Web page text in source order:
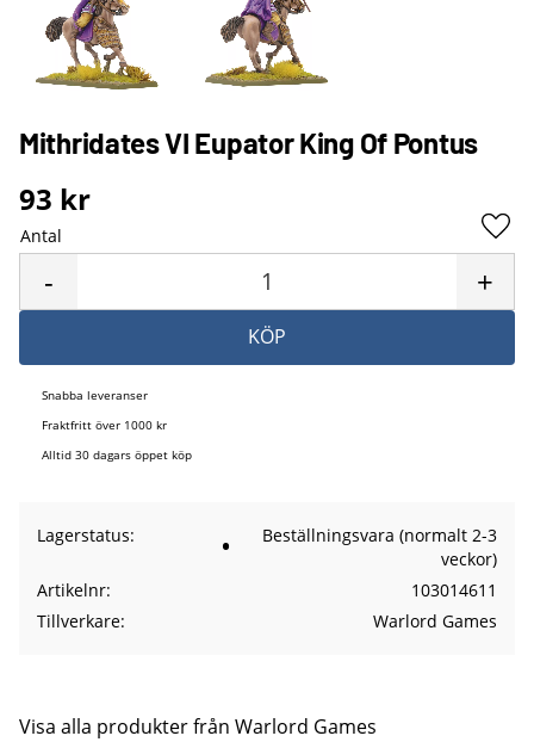
Mithridates VI Eupator King Of Pontus
93 kr
Antal
+
-
KÖP
Snabba leveranser
Fraktfritt över 1000 kr
Alltid 30 dagars öppet köp
Lagerstatus
Beställningsvara (normalt 2-3
veckor)
Artikelnr
103014611
Tillverkare
Warlord Games
Visa alla produkter från Warlord Games